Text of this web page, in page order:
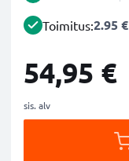
Toimitus:2.95 €
54,95 €
sis. alv